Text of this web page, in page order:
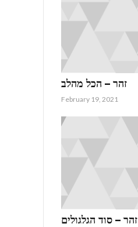
זהר – הכל מהלב
February 19, 2021
זהר – סוד הגלגולים